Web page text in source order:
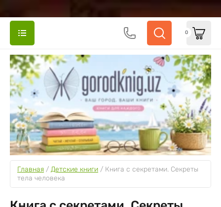
0
Главная / Детские книги / Книга с секретами. Секреты
тела человека